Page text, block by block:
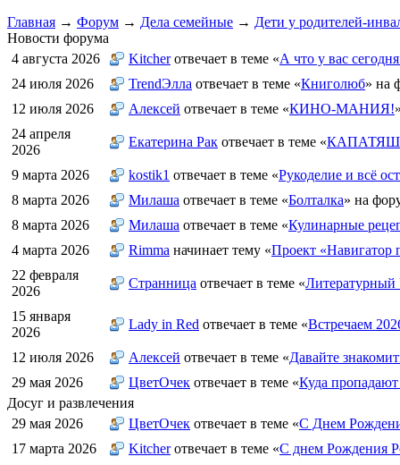
Главная → Форум → Дела семейные → Дети у родителей-
Новости форума
4 августа 2026
Kitcherотвечает в теме «А что у вас
24 июля 2026
TrendЭлла отвечает в теме «Книголюб» на
12 июля 2026
Алексей отвечает в теме «КИНО-МАНИЯ!
24 апреля
2026
Екатерина Рак отвечает в теме «
9 марта 2026 kostik1 отвечает в теме «Рукоделие и всё
8 марта 2026
Милаша отвечает в теме «Болталка» на
8 марта 2026
Милаша отвечает в теме «Кулинарные
4 марта 2026
Rimma начинает тему «Проект «Навигатор
22 февраля
2026
Странница отвечает в теме «Литературный
15 января
2026
Lady in Red отвечает в теме «Встречаем
12 июля 2026 Алексей отвечает в теме «Давайте
29 мая 2026
ЦветOчек отвечает в теме «Куда
Досуг и развлечения
29 мая 2026
ЦветOчек отвечает в теме «С Днем
17 марта 2026
Kitcherотвечает в теме «С днем Рождения